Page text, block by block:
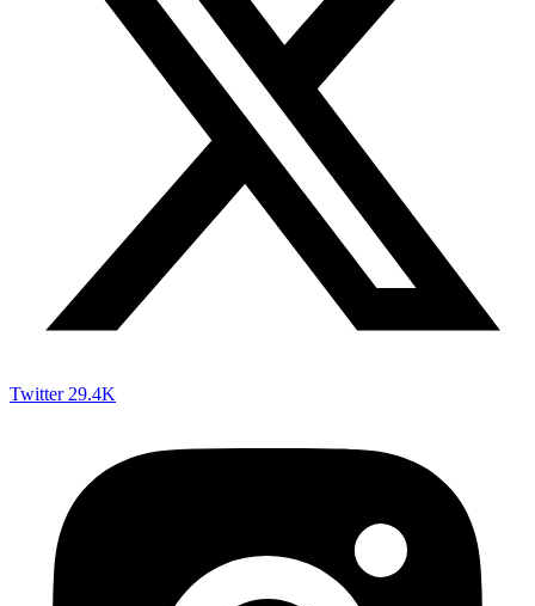
Twitter 29.4K